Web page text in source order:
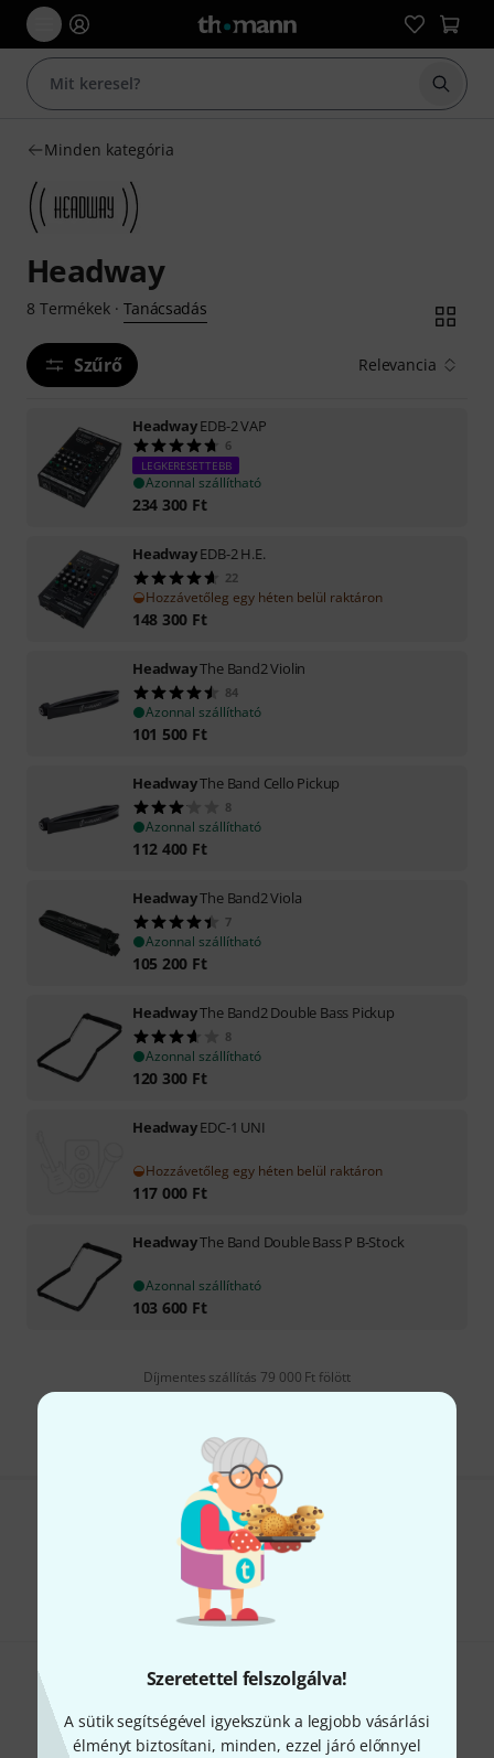
Szeretettel felszolgálva!
A sütik segítségével igyekszünk a legjobb vásárlási
élményt biztosítani, minden, ezzel járó előnnyel
Minden kategória
Headway
8 Termékek· Tanácsadás
Szűrő Relevancia
HeadwayEDB-2 VAP
6
LEGKERESETTEBB
Azonnal szállítható
234 300 Ft
HeadwayEDB-2 H.E.
22
Hozzávetőleg egy héten belül raktáron
148 300 Ft
HeadwayThe Band2 Violin
84
Azonnal szállítható
101 500 Ft
HeadwayThe Band Cello Pickup
8
Azonnal szállítható
112 400 Ft
HeadwayThe Band2 Viola
7
Azonnal szállítható
105 200 Ft
HeadwayThe Band2 Double Bass Pickup
8
Azonnal szállítható
120 300 Ft
HeadwayEDC-1 UNI
Hozzávetőleg egy héten belül raktáron
117 000 Ft
HeadwayThe Band Double Bass P B-Stock
Azonnal szállítható
103 600 Ft
Díjmentes szállítás 79 000 Ft fölött
Tetszik, amit látsz?
Megosztás Súgó & Visszajelzések